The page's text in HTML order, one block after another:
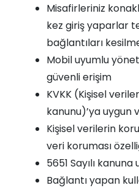
Misafirleriniz
kez giriş yaparlar
bağlantıları
Mobil uyumlu
güvenli erişim
KVKK (Kişisel
kanunu)’ya uygun
Kişisel verilerin
veri koruması
5651 Sayılı
Bağlantı yapan